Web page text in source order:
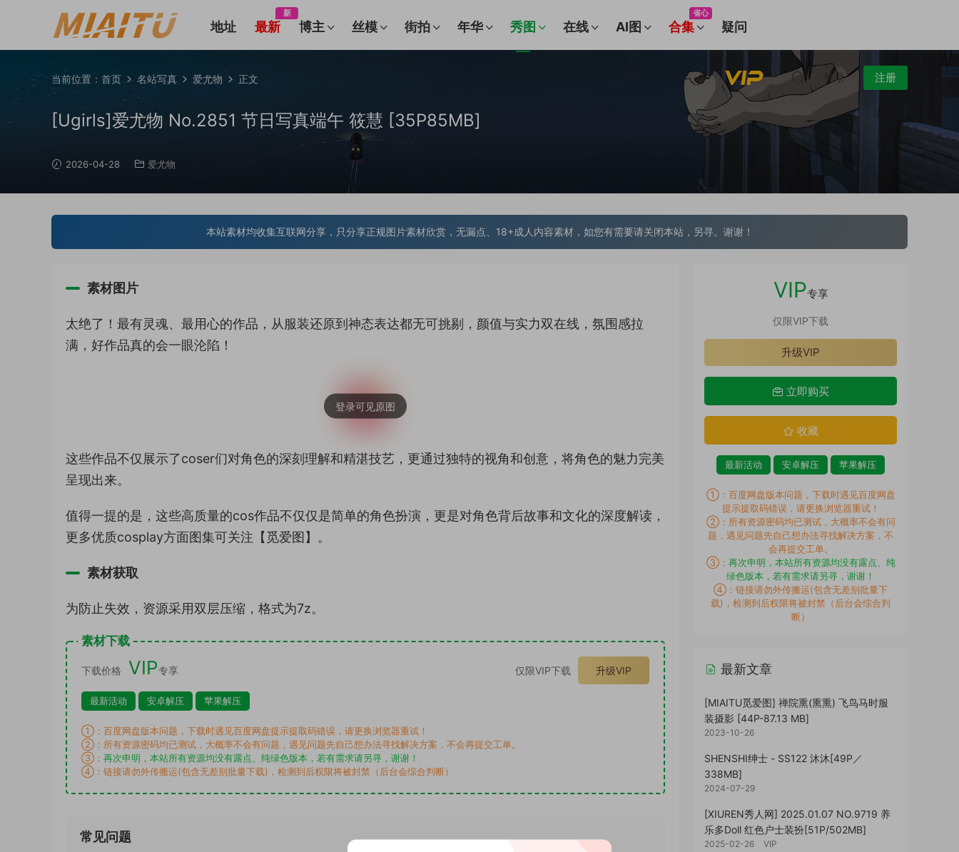
地址 最新
新
博主 丝模 街拍 年华 秀图 在线 AI图 合集
省心
疑问
登录 注册
当前位置： 首页 名站写真 爱尤物 正文
[Ugirls]爱尤物 No.2851 节日写真端午 筱慧 [35P85MB]
2026-04-28 爱尤物
本站素材均收集互联网分享，只分享正规图片素材欣赏，无漏点、18+成人内容素材，如您有需要请关闭本站，另寻。谢谢！
素材图片
太绝了！最有灵魂、最用心的作品，从服装还原到神态表达都无可挑剔，颜值与实力双在线，氛围感拉
满，好作品真的会一眼沦陷！
这些作品不仅展示了coser们对角色的深刻理解和精湛技艺，更通过独特的视角和创意，将角色的魅力完美
呈现出来。
值得一提的是，这些高质量的cos作品不仅仅是简单的角色扮演，更是对角色背后故事和文化的深度解读，
更多优质cosplay方面图集可关注【觅爱图】。
素材获取
为防止失效，资源采用双层压缩，格式为7z。
素材下载
下载价格 VIP专享 仅限VIP下载 升级VIP
最新活动 安卓解压 苹果解压
①：百度网盘版本问题，下载时遇见百度网盘提示提取码错误，请更换浏览器重试！
②：所有资源密码均已测试，大概率不会有问题，遇见问题先自己想办法寻找解决方案，不会再提交工单。
③： 再次申明，本站所有资源均没有露点、纯绿色版本，若有需求请另寻，谢谢！
④：链接请勿外传搬运(包含无差别批量下载)，检测到后权限将被封禁（后台会综合判断）
常见问题
VIP专享
仅限VIP下载
升级VIP
立即购买
收藏
最新活动 安卓解压 苹果解压
①：百度网盘版本问题，下载时遇见百度网盘
提示提取码错误，请更换浏览器重试！
②：所有资源密码均已测试，大概率不会有问
题，遇见问题先自己想办法寻找解决方案，不
会再提交工单。
③： 再次申明，本站所有资源均没有露点、纯
绿色版本，若有需求请另寻，谢谢！
④：链接请勿外传搬运(包含无差别批量下
载)，检测到后权限将被封禁（后台会综合判
断）
最新文章
[MIAITU觅爱图] 禅院熏(熏熏) 飞鸟马时服
装摄影 [44P-87.13 MB]
2023-10-26
SHENSHI绅士 - SS122 沐沐[49P／
338MB]
2024-07-29
[XIUREN秀人网] 2025.01.07 NO.9719 养
乐多Doll 红色户士装扮[51P/502MB]
2025-02-26 VIP